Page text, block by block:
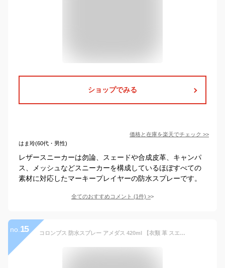
ショップでみる
価格と在庫を楽天でチェック >>
はま玲(60代・男性)
レザースニーカーは勿論、スェードや合成皮革、キャンパ
ス、メッシュなどスニーカーを構成しているほぼすべての
素材に対応したマーキープレイヤーの防水スプレーです。
全てのおすすめコメント (1件) >
no. 15 コロンブス 防水スプレー アメダス 420ml 【衣類 革 スエード スコッチ スキーウェア スニーカー 保護】【SBT】 (6050173)